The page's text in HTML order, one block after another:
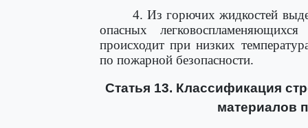
4. Из горючих жидкостей
опасных
происходит при низких
по пожарной безопасности.
Статья 13. Классификация
материалов